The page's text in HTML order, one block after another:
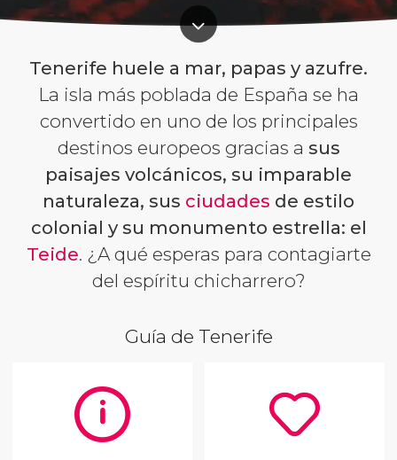
Tenerife huele a mar, papas y azufre.
La isla más poblada de España se ha
convertido en uno de los principales
destinos europeos gracias a sus
paisajes volcánicos, su imparable
naturaleza, sus ciudades de estilo
colonial y su monumento estrella: el
Teide. ¿A qué esperas para contagiarte
del espíritu chicharrero?
Guía de Tenerife